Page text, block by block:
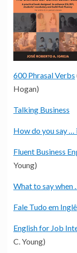
600 Phrasal Verbs
Hogan)
Talking Business
How do you say …
Fluent Business
Young)
What to say when
Fale Tudo em
English for Job
C. Young)